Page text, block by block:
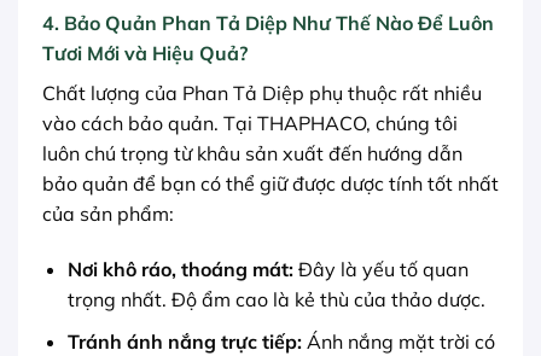
4. Bảo Quản Phan Tả Diệp Như Thế Nào Để Luôn
Tươi Mới và Hiệu Quả?
Chất lượng của Phan Tả Diệp phụ thuộc rất nhiều
vào cách bảo quản. Tại THAPHACO, chúng tôi
luôn chú trọng từ khâu sản xuất đến hướng dẫn
bảo quản để bạn có thể giữ được dược tính tốt nhất
của sản phẩm:
Nơi khô ráo, thoáng mát:Đây là yếu tố quan
trọng nhất. Độ ẩm cao là kẻ thù của thảo dược.
Tránh ánh nắng trực tiếp:Ánh nắng mặt trời có